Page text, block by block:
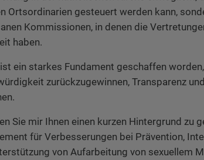
Ortsordinarien gesteuert werden kann,
Kommissionen, in denen die
haben.
ein starkes Fundament geschaffen
zurückzugewinnen, Transparenz
Sie mir Ihnen einen kurzen Hintergrund zu
für Verbesserungen bei Prävention,
von Aufarbeitung von sexuellem